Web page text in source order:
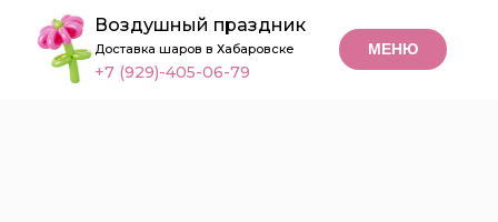
МЕНЮ
Воздушный праздник
Доставка шаров в Хабаровске
+7 (929)-405-06-79